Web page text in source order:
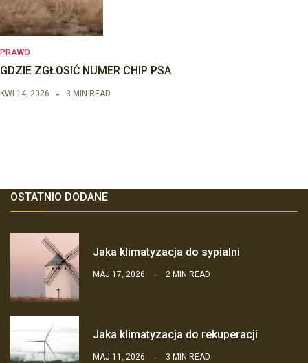
PRAWO
GDZIE ZGŁOSIĆ NUMER CHIP PSA
KWI 14, 2026 3 MIN READ
OSTATNIO DODANE
Jaka klimatyzacja do sypialni
MAJ 17, 2026 2 MIN READ
Jaka klimatyzacja do rekuperacji
MAJ 11, 2026 3 MIN READ